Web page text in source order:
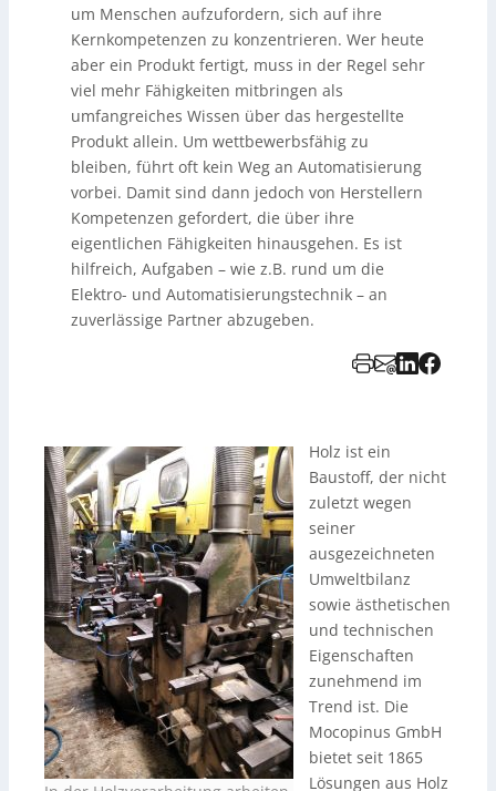
um Menschen aufzufordern, sich auf ihre
Kernkompetenzen zu konzentrieren. Wer heute
aber ein Produkt fertigt, muss in der Regel sehr
viel mehr Fähigkeiten mitbringen als
umfangreiches Wissen über das hergestellte
Produkt allein. Um wettbewerbsfähig zu
bleiben, führt oft kein Weg an Automatisierung
vorbei. Damit sind dann jedoch von Herstellern
Kompetenzen gefordert, die über ihre
eigentlichen Fähigkeiten hinausgehen. Es ist
hilfreich, Aufgaben – wie z.B. rund um die
Elektro- und Automatisierungstechnik – an
zuverlässige Partner abzugeben.
Holz ist ein
Baustoff, der nicht
zuletzt wegen
seiner
ausgezeichneten
Umweltbilanz
sowie ästhetischen
und technischen
Eigenschaften
zunehmend im
Trend ist. Die
Mocopinus GmbH
bietet seit 1865
Lösungen aus Holz